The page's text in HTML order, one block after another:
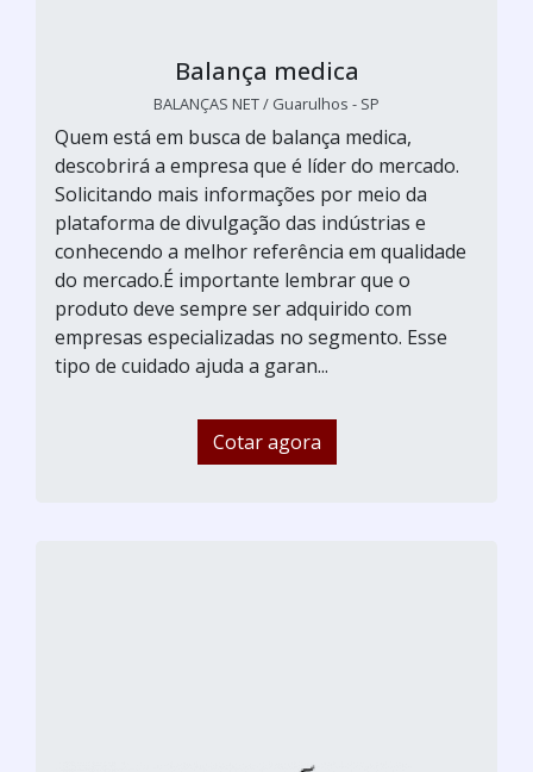
Balança medica
BALANÇAS NET / Guarulhos - SP
Quem está em busca de balança medica,
descobrirá a empresa que é líder do mercado.
Solicitando mais informações por meio da
plataforma de divulgação das indústrias e
conhecendo a melhor referência em qualidade
do mercado.É importante lembrar que o
produto deve sempre ser adquirido com
empresas especializadas no segmento. Esse
tipo de cuidado ajuda a garan...
Cotar agora